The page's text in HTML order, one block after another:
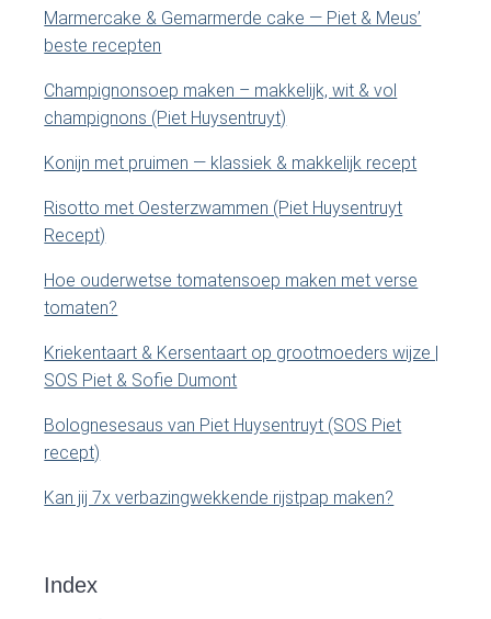
S
d
e
b
a
s
i
e
.
.
Marmercake & Gemarmerde cake — Piet & Meus’
beste recepten
Champignonsoep maken – makkelijk, wit & vol
champignons (Piet Huysentruyt)
Konijn met pruimen — klassiek & makkelijk recept
Risotto met Oesterzwammen (Piet Huysentruyt
Recept)
Hoe ouderwetse tomatensoep maken met verse
tomaten?
Kriekentaart & Kersentaart op grootmoeders wijze |
SOS Piet & Sofie Dumont
Bolognesesaus van Piet Huysentruyt (SOS Piet
recept)
Kan jij 7x verbazingwekkende rijstpap maken?
Index